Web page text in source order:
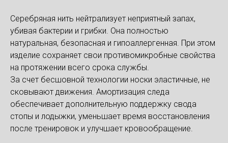
Серебряная нить нейтрализует неприятный запах,
убивая бактерии и грибки. Она полностью
натуральная, безопасная и гипоаллергенная. При этом
изделие сохраняет свои противомикробные свойства
на протяжении всего срока службы.
За счет бесшовной технологии носки эластичные, не
сковывают движения. Амортизация следа
обеспечивает дополнительную поддержку свода
стопы и лодыжки, уменьшает время восстановления
после тренировок и улучшает кровообращение.